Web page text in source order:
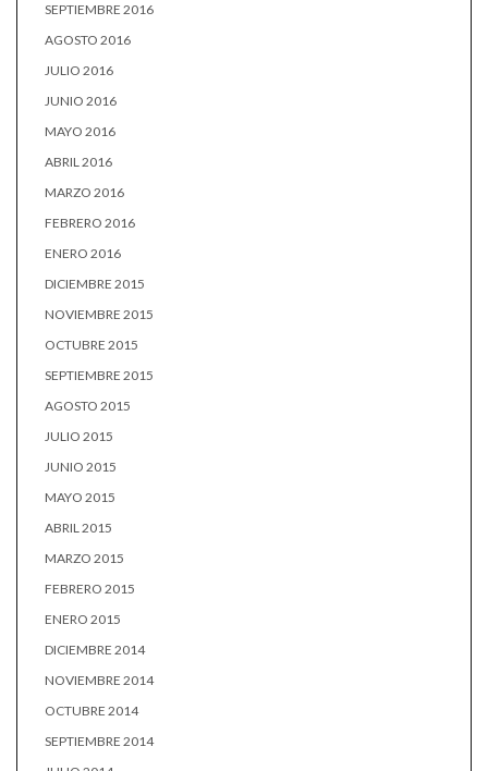
SEPTIEMBRE 2016
AGOSTO 2016
JULIO 2016
JUNIO 2016
MAYO 2016
ABRIL 2016
MARZO 2016
FEBRERO 2016
ENERO 2016
DICIEMBRE 2015
NOVIEMBRE 2015
OCTUBRE 2015
SEPTIEMBRE 2015
AGOSTO 2015
JULIO 2015
JUNIO 2015
MAYO 2015
ABRIL 2015
MARZO 2015
FEBRERO 2015
ENERO 2015
DICIEMBRE 2014
NOVIEMBRE 2014
OCTUBRE 2014
SEPTIEMBRE 2014